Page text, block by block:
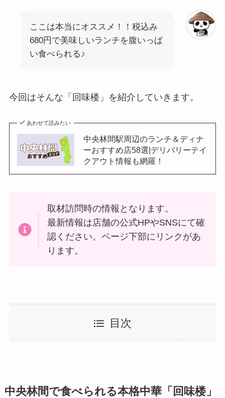
ここは本当にオススメ！！税込み
680円で美味しいランチを腹いっぱ
い食べられる♪
今回はそんな「回味楼」を紹介していきます。
あわせて読みたい
中央林間駅周辺のランチ＆ディナ
ーおすすめ店58選|デリバリーテイ
クアウト情報も網羅！
取材訪問時の情報となります。
最新情報は店舗の公式HPやSNSにて確
認ください。ページ下部にリンクがあ
ります。
目次
中央林間で食べられる本格中華「回味楼」